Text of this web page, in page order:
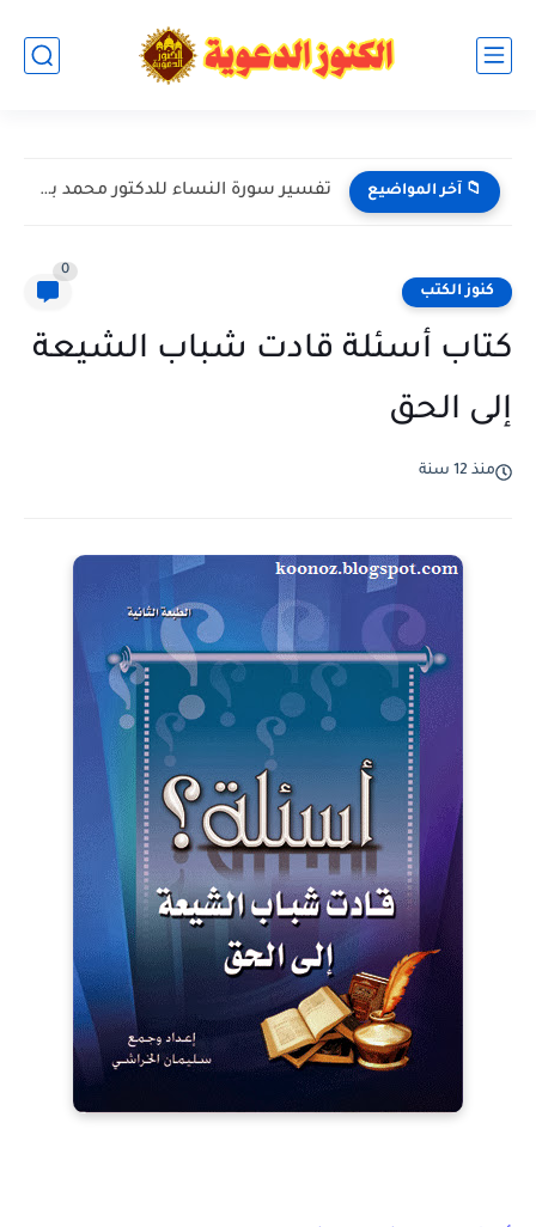
📁 آخر المواضيع تفسير سورة النساء للدكتور محمد بن عبد العزيز الخضيري حفظه...
كنوز الكتب
0
كتاب أسئلة قادت شباب الشيعة
إلى الحق
منذ 12 سنة